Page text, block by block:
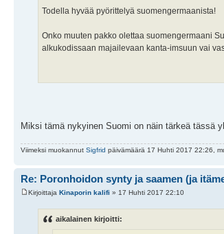
Todella hyvää pyörittelyä suomengermaanista!
Onko muuten pakko olettaa suomengermaani
alkukodissaan majailevaan kanta-imsuun vai
Miksi tämä nykyinen Suomi on näin tärkeä tässä
Viimeksi muokannut Sigfrid päivämäärä 17 Huhti 2017 22:26,
Re: Poronhoidon synty ja saamen (ja
Kirjoittaja Kinaporin kalifi » 17 Huhti 2017 22:10
aikalainen kirjoitti: